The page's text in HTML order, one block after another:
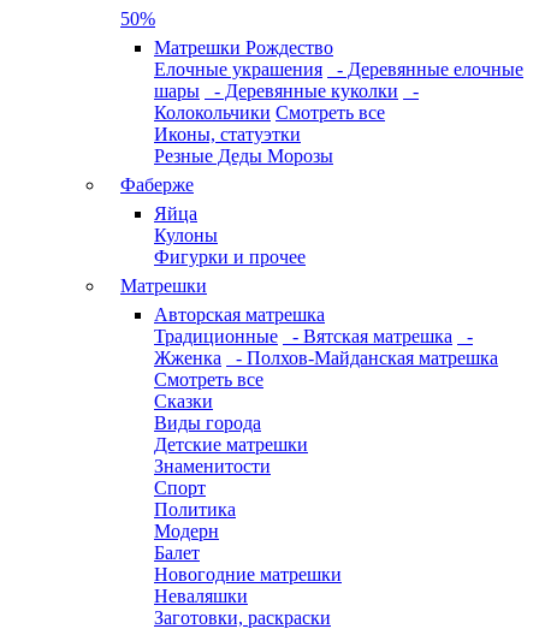
50%
Матрешки Рождество
Елочные украшения
- Деревянные елочные
шары
- Деревянные куколки
-
Колокольчики Смотреть все
Иконы, статуэтки
Резные Деды Морозы
Фаберже
Яйца
Кулоны
Фигурки и прочее
Матрешки
Авторская матрешка
Традиционные
- Вятская матрешка
-
Жженка
- Полхов-Майданская матрешка
Смотреть все
Сказки
Виды города
Детские матрешки
Знаменитости
Спорт
Политика
Модерн
Балет
Новогодние матрешки
Неваляшки
Заготовки, раскраски